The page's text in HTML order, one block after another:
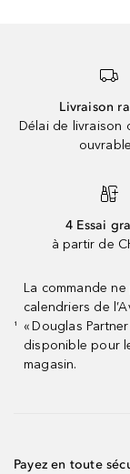
Livraison
Délai de livraison
4 Essai
à partir de
¹
La commande
calendriers de
« Douglas
disponible pour
magasin.
Payez en toute